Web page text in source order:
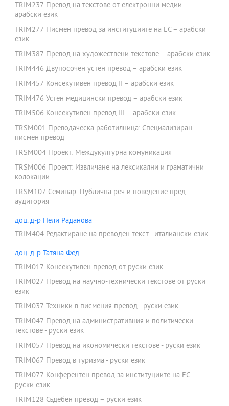
TRIM237 Превод на текстове от електронни медии –
арабски език
TRIM277 Писмен превод за институциите на ЕС – арабски
език
TRIM387 Превод на художествени текстове – арабски език
TRIM446 Двупосочен устен превод – арабски език
TRIM457 Консекутивен превод II – арабски език
TRIM476 Устен медицински превод – арабски език
TRIM506 Консекутивен превод III – арабски език
TRSM001 Преводаческа работилница: Специализиран
писмен превод
TRSM004 Проект: Междукултурна комуникация
TRSM006 Проект: Извличане на лексикални и граматични
колокации
TRSM107 Семинар: Публична реч и поведение пред
аудитория
доц. д-р Нели Раданова
TRIM404 Редактиране на преводен текст - италиански език
доц. д-р Татяна Фед
TRIM017 Консекутивен превод от руски език
TRIM027 Превод на научно-технически текстове от руски
език
TRIM037 Техники в писмения превод - руски език
TRIM047 Превод на административния и политически
текстове - руски език
TRIM057 Превод на икономически текстове - руски език
TRIM067 Превод в туризма - руски език
TRIM077 Конферентен превод за институциите на ЕС -
руски език
TRIM128 Съдебен превод – руски език